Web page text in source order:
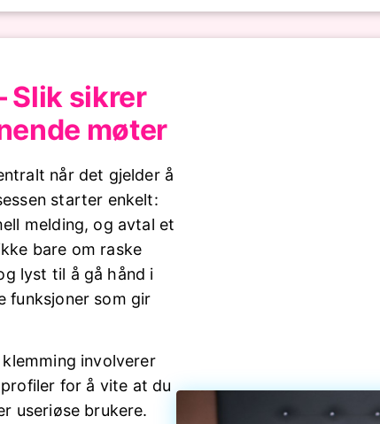
Slik sikrer
møter
når det gjelder å
starter enkelt:
melding, og avtal et
bare om raske
lyst til å gå hånd i
funksjoner som gir
involverer
for å vite at du
useriøse brukere.